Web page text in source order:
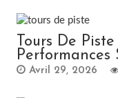
Tours De
Performances
Avril 29, 2026